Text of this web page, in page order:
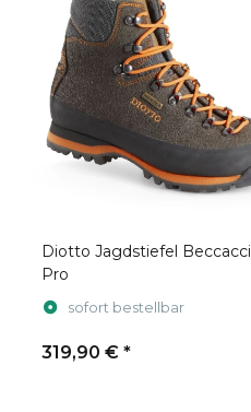
Diotto Jagdstiefel
Pro
sofort bestellbar
319,90 € *